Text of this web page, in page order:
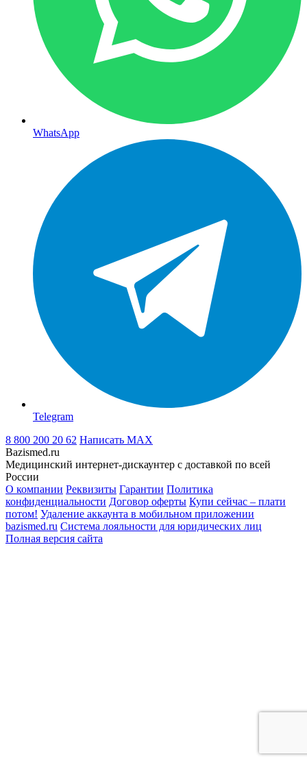
WhatsApp
Telegram
8 800 200 20 62 Написать MAX
Bazismed.ru
Медицинский интернет-дискаунтер с доставкой по всей
России
О компании Реквизиты Гарантии Политика
конфиденциальности Договор оферты Купи сейчас – плати
потом! Удаление аккаунта в мобильном приложении
bazismed.ru Система лояльности для юридических лиц
Полная версия сайта